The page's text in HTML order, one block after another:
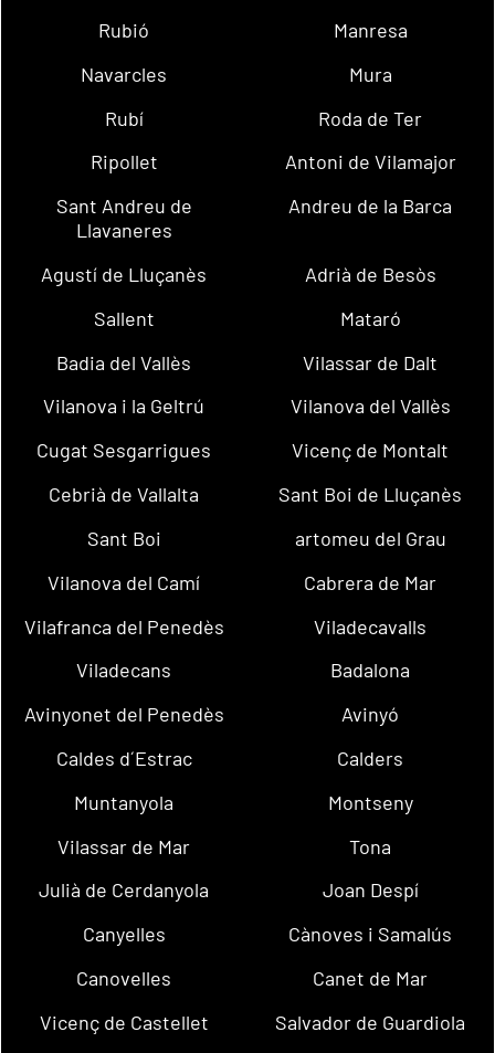
Rubió
Manresa
Navarcles
Mura
Rubí
Roda de Ter
Ripollet
Antoni de Vilamajor
Sant Andreu de
Llavaneres
Andreu de la Barca
Agustí de Lluçanès
Adrià de Besòs
Sallent
Mataró
Badia del Vallès
Vilassar de Dalt
Vilanova i la Geltrú
Vilanova del Vallès
Cugat Sesgarrigues
Vicenç de Montalt
Cebrià de Vallalta
Sant Boi de Lluçanès
Sant Boi
artomeu del Grau
Vilanova del Camí
Cabrera de Mar
Vilafranca del Penedès
Viladecavalls
Viladecans
Badalona
Avinyonet del Penedès
Avinyó
Caldes d´Estrac
Calders
Muntanyola
Montseny
Vilassar de Mar
Tona
Julià de Cerdanyola
Joan Despí
Canyelles
Cànoves i Samalús
Canovelles
Canet de Mar
Vicenç de Castellet
Salvador de Guardiola